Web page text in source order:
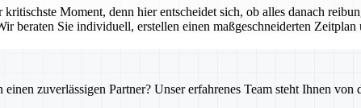
Moment, denn hier entscheidet sich, ob alles danach
beraten Sie individuell, erstellen einen maßgeschneiderten
zuverlässigen Partner? Unser erfahrenes Team steht Ihnen